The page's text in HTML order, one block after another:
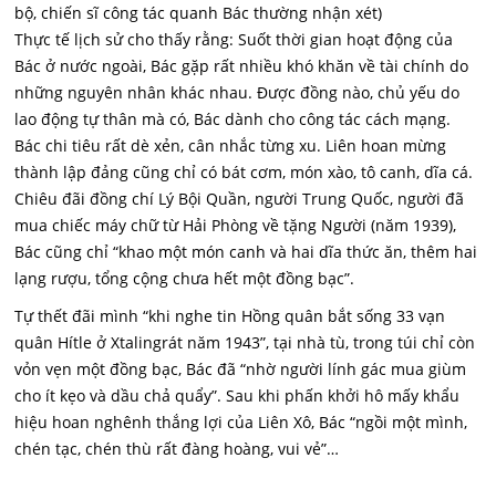
bộ, chiến sĩ công tác quanh Bác thường nhận xét)
Thực tế lịch sử cho thấy rằng: Suốt thời gian hoạt động của
Bác ở nước ngoài, Bác gặp rất nhiều khó khăn về tài chính do
những nguyên nhân khác nhau. Được đồng nào, chủ yếu do
lao động tự thân mà có, Bác dành cho công tác cách mạng.
Bác chi tiêu rất dè xẻn, cân nhắc từng xu. Liên hoan mừng
thành lập đảng cũng chỉ có bát cơm, món xào, tô canh, dĩa cá.
Chiêu đãi đồng chí Lý Bội Quần, người Trung Quốc, người đã
mua chiếc máy chữ từ Hải Phòng về tặng Người (năm 1939),
Bác cũng chỉ “khao một món canh và hai dĩa thức ăn, thêm hai
lạng rượu, tổng cộng chưa hết một đồng bạc”.
Tự thết đãi mình “khi nghe tin Hồng quân bắt sống 33 vạn
quân Hítle ở Xtalingrát năm 1943”, tại nhà tù, trong túi chỉ còn
vỏn vẹn một đồng bạc, Bác đã “nhờ người lính gác mua giùm
cho ít kẹo và dầu chả quẩy”. Sau khi phấn khởi hô mấy khẩu
hiệu hoan nghênh thắng lợi của Liên Xô, Bác “ngồi một mình,
chén tạc, chén thù rất đàng hoàng, vui vẻ”…